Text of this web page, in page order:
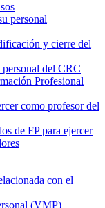
personal
y cierre del
del CRC
Profesional
como profesor del
de FP para ejercer
con el
(VMP)